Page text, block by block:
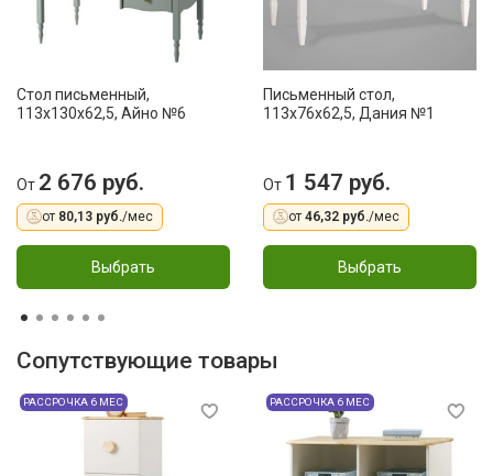
Стол письменный,
113x130x62,5, Айно №6
От 2 676 руб.
от 80,13 руб./мес
Выбрать
Письменный стол,
113x76x62,5, Дания №1
От 1 547 руб.
от 46,32 руб./мес
Выбрать
Сопутствующие товары
РАССРОЧКА 6 МЕС РАССРОЧКА 6 МЕС